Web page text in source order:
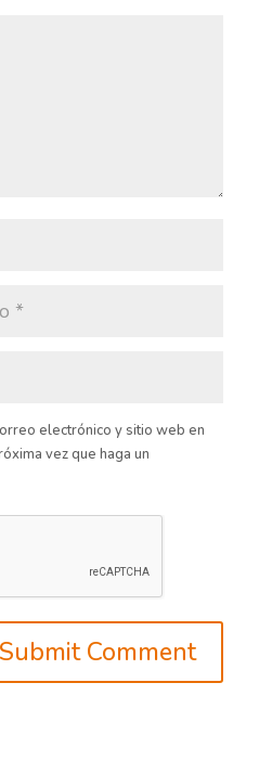
electrónico y sitio web en
vez que haga un